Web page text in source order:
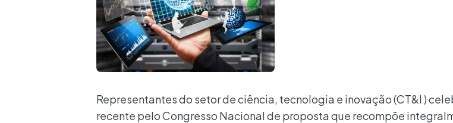
Representantes do setor de ciência, tecnologia e inovação (CT&I )
recente pelo Congresso Nacional de proposta que recompõe